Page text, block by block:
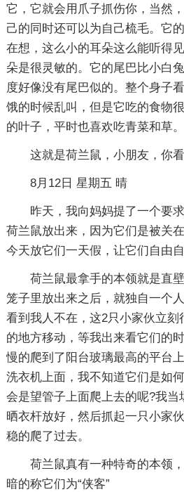
它，它就会用爪子抓伤你，当然
己的同时还可以为自己梳毛。它
在想，这么小的耳朵这么能听得
朵是很灵敏的。它的尾巴比小白
度好像没有尾巴似的。整个身子
饿的时候乱叫，但是它吃的食物
的叶子，平时也喜欢吃青菜和草。
这就是荷兰鼠，小朋友，你
8月12日 星期五 晴
昨天，我向妈妈提了一个要
荷兰鼠放出来，因为它们是被关
今天放它们一天假，让它们自由
荷兰鼠最拿手的本领就是直
笼子里放出来之后，就独自一个
看到我人不在，这2只小家伙立刻
的地方移动，等我出来看它们的
慢的爬到了阳台玻璃最高的平台
洗衣机上面，我不知道它们是如
会是望管子上面爬上去的呢?我
晒衣杆放好，然后抓起一只小家
稳的爬了过去。
荷兰鼠真有一种特奇的本领
暗的称它们为“侠客”